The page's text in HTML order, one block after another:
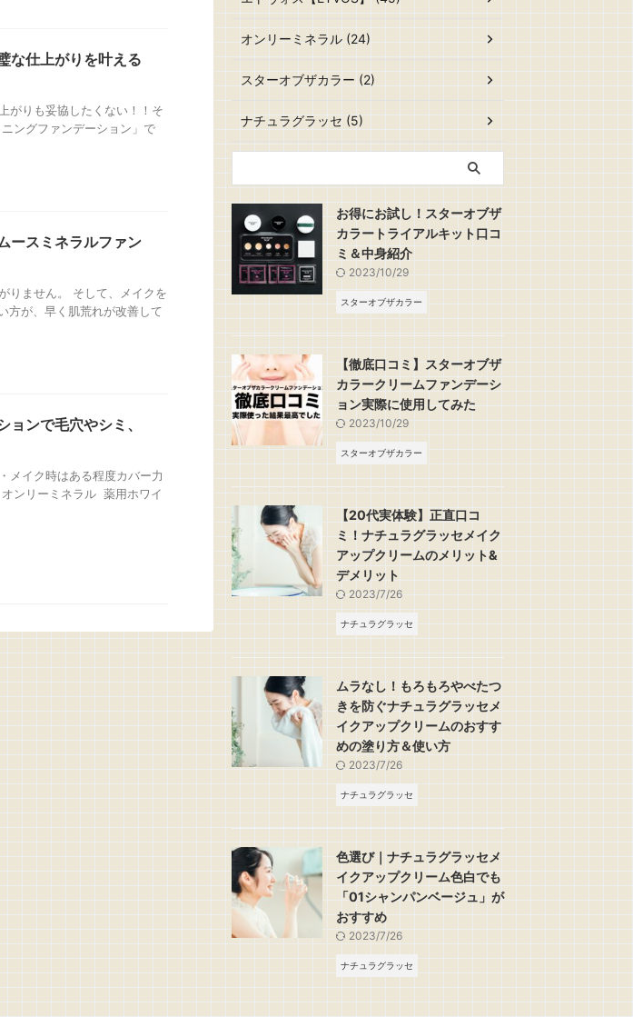
な仕上がりを叶える
がりも妥協したくない！！そ
ングファンデーション」で
ースミネラルファン
りません。 そして、メイクを
方が、早く肌荒れが改善して
ンで毛穴やシミ、
メイク時はある程度カバー力
ンリーミネラル 薬用ホワイ
オンリーミネラル (24)
スターオブザカラー (2)
ナチュラグラッセ (5)
お得にお試し！スターオブザ
カラートライアルキット口コ
ミ＆中身紹介
2023/10/29
スターオブザカラー
【徹底口コミ】スターオブザ
カラークリームファンデーシ
ョン実際に使用してみた
2023/10/29
スターオブザカラー
【20代実体験】正直口コ
ミ！ナチュラグラッセメイク
アップクリームのメリット&
デメリット
2023/7/26
ナチュラグラッセ
ムラなし！もろもろやべたつ
きを防ぐナチュラグラッセメ
イクアップクリームのおすす
めの塗り方＆使い方
2023/7/26
ナチュラグラッセ
色選び｜ナチュラグラッセメ
イクアップクリーム色白でも
「01シャンパンベージュ」が
おすすめ
2023/7/26
ナチュラグラッセ